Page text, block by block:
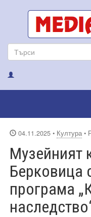
04.11.2025 • Култура •
Музейният
Берковица
програма